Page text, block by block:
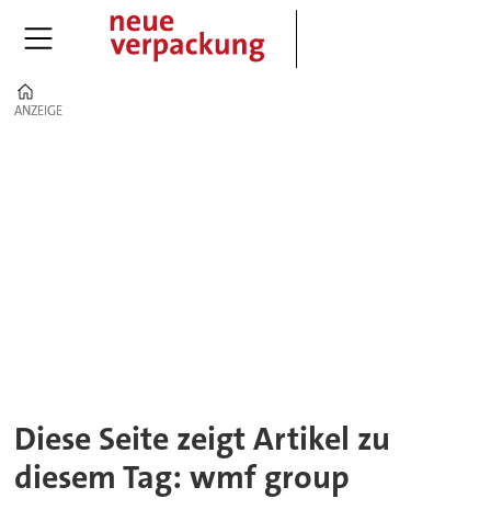
ANZEIGE
ANZEIGE
Diese Seite zeigt Artikel zu
diesem Tag: wmf group